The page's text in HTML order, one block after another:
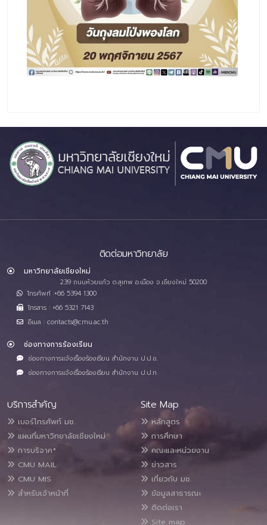
ติดต่อมหาวิทยาลัย
มหาวิทยาลัยเชียงใหม่
239 ถนนห้วยแก้ว ต.สุเทพ อ.เมือง จ.เชียงใหม่ 50200
โทรศัพท์ :+66 5394 1300
โทรสาร : +66 5321 7143
อีเมล : contacts@cmu.ac.th
ช่องทางการร้องเรียน
ช่องทางการแจ้งเรื่องร้องเรียน สำนักงาน ป.ป.ช.
ช่องทางการแจ้งเรื่องร้องเรียน สำนักงาน ป.ป.ท.
บริการสำคัญ
เบอร์โทรศัพท์ มช.
แผนที่มหาวิทยาลัยเชียงใหม่
การบริจาค*
CMU MAIL
CMU MIS
สำหรับเจ้าหน้าที่
Site Map
หลักสูตร
การศึกษา
คณะและหน่วยงาน
ข่าวสาร
เกี่ยวกับ มช.
ข้อมูลสาธารณะ
ติดต่อเรา
Site map